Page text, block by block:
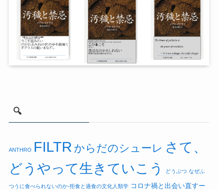
🔍
ANTHRO FILTR からだのシューレ さて、
どうやって生きていこう
どうぶつ なぜふ
つうに食べられないのか-拒食と過食の文化人類学 コロナ禍と出会い直すー